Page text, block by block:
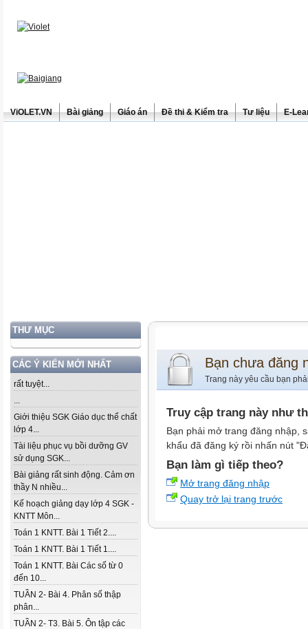
ViOLET.VN Bài giảng Giáo án Đề thi & Kiểm tra Tư liệu E-
THƯ MỤC
CÁC Ý KIẾN MỚI NHẤT
rất tuyệt...
...
Giới thiệu SGK Giáo dục thể chất
lớp 4...
Tài liệu phục vụ bồi dưỡng GV
sử dụng SGK...
Bài giảng rất sinh động. Cảm ơn
thầy N nhiều...
Kế hoạch giảng dạy lớp 4 SGK -
KNTT Môn...
Toán 1 KNTT. Bài 1 Tiết 2....
Toán 1 KNTT. Bài 1 Tiết 1....
Toán 1 KNTT. Bài Các số từ 0
đến 10...
TUẦN 2- Bài 4. Phân số thập
phân...
TUẦN 2- T3. Bài 5. Ôn tập các
Bạn chưa đăng
Trang này yêu cầu bạn
Truy cập trang này như
Bạn phải mở trang đăng nhập,
khẩu đã đăng ký rồi nhấn nút
Bạn làm gì tiếp theo?
Mở trang đăng nhập
Quay trở lại trang trước